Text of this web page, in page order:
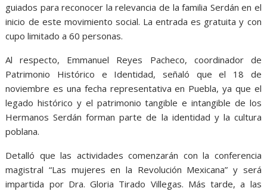
guiados para reconocer la relevancia de la familia Serdán en el
inicio de este movimiento social. La entrada es gratuita y con
cupo limitado a 60 personas.
Al respecto, Emmanuel Reyes Pacheco, coordinador de
Patrimonio Histórico e Identidad, señaló que el 18 de
noviembre es una fecha representativa en Puebla, ya que el
legado histórico y el patrimonio tangible e intangible de los
Hermanos Serdán forman parte de la identidad y la cultura
poblana.
Detalló que las actividades comenzarán con la conferencia
magistral “Las mujeres en la Revolución Mexicana” y será
impartida por Dra. Gloria Tirado Villegas. Más tarde, a las